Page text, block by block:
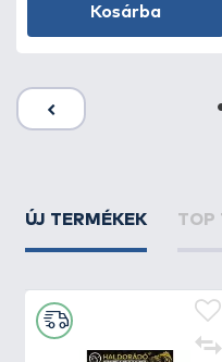
Kosárba
ÚJ TERMÉKEK TOP